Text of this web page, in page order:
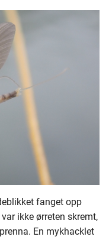
fanget opp
ikke ørreten skremt,
En mykhacklet